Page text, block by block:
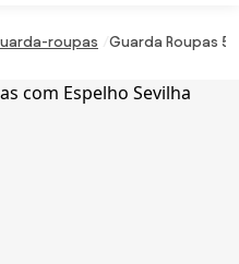
roupas Guarda Roupas 5